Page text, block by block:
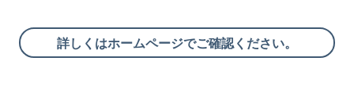
詳しくはホームページでご確認ください。